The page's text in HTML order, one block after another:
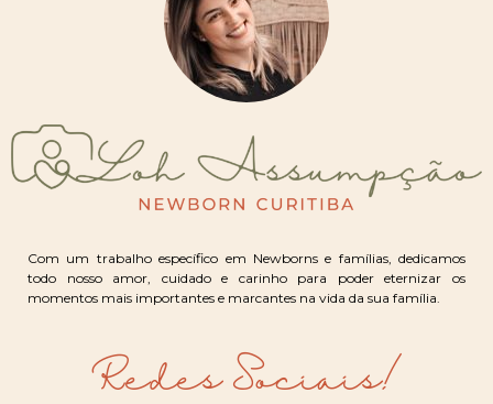
Com um trabalho específico em Newborns e famílias, dedicamos
todo nosso amor, cuidado e carinho para poder eternizar os
momentos mais importantes e marcantes na vida da sua família.
Redes Sociais!